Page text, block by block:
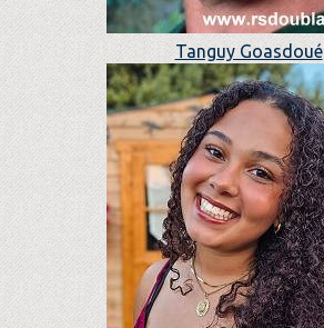
Tanguy Goasdoué